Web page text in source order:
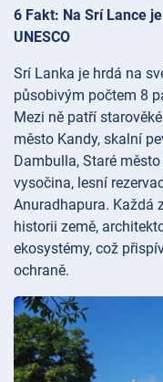
6 Fakt: Na Srí Lance
UNESCO
Srí Lanka je hrdá na
působivým počtem 8
Mezi ně patří
město Kandy, skalní
Dambulla, Staré
vysočina, lesní
Anuradhapura. Každá
historii země,
ekosystémy, což
ochraně.